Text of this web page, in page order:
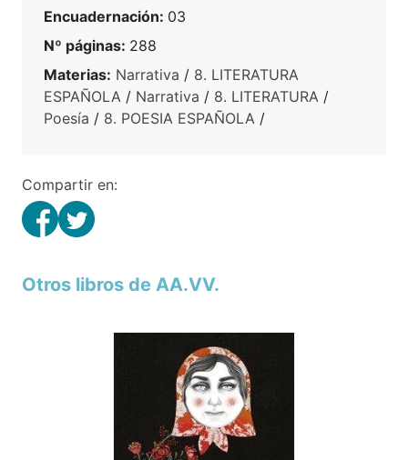
Encuadernación: 03
Nº páginas: 288
Materias: Narrativa / 8. LITERATURA
ESPAÑOLA / Narrativa / 8. LITERATURA /
Poesía / 8. POESIA ESPAÑOLA /
Compartir en:
Otros libros de AA.VV.